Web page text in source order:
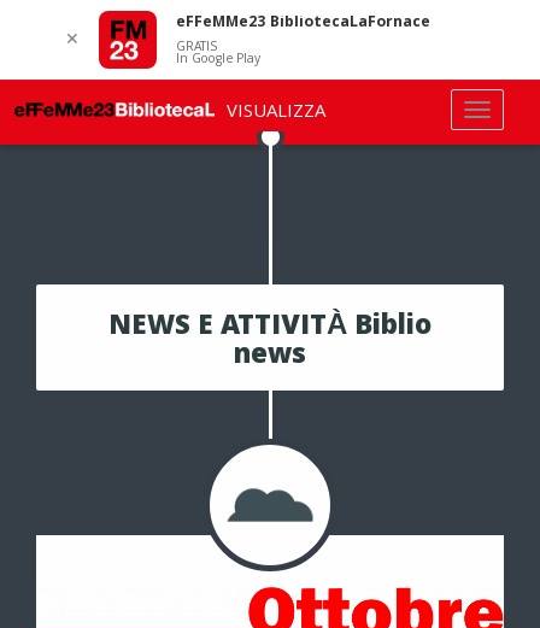
NEWS E ATTIVITÀ Biblio
news
✕
eFFeMMe23 BibliotecaLaFornace
GRATIS
In Google Play
VISUALIZZA